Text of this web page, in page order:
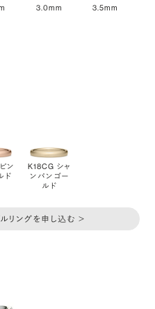
3.0mm 3.5mm
ン
ド
K18CG シャ
ンパンゴー
ルド
リングを申し込む ＞